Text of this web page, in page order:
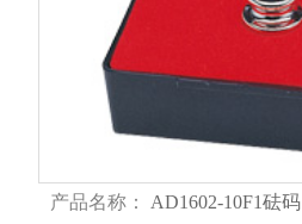
产品名称：
AD1602-10F1砝码